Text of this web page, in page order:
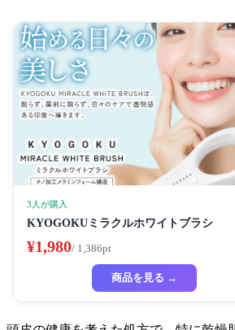
3人が購入
KYOGOKUミラクルホワイトブラシ
¥1,980/ 1,386pt
商品を見る →